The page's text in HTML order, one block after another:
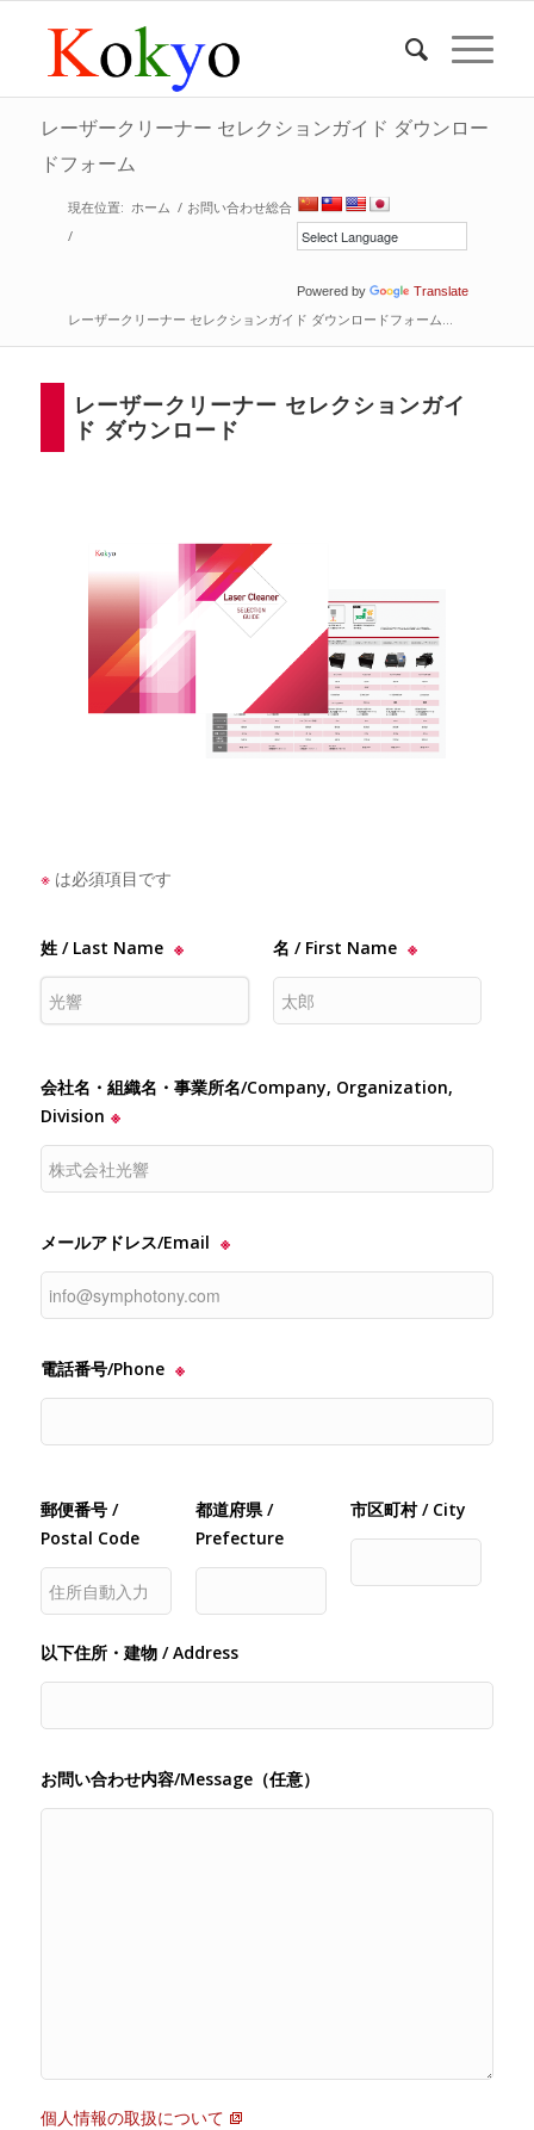
レーザークリーナー セレクションガイド ダウンロー
ドフォーム
Powered by Translate
現在位置: ホーム / お問い合わせ総合
/
レーザークリーナー セレクションガイド ダウンロードフォーム...
レーザークリーナー セレクションガイ
ド ダウンロード
※は必須項目です
姓 / Last Name ※ 名 / First Name ※
会社名・組織名・事業所名/Company, Organization,
Division ※
メールアドレス/Email ※
電話番号/Phone ※
郵便番号 /
Postal Code
都道府県 /
Prefecture
市区町村 / City
以下住所・建物 / Address
お問い合わせ内容/Message（任意）
個人情報の取扱について